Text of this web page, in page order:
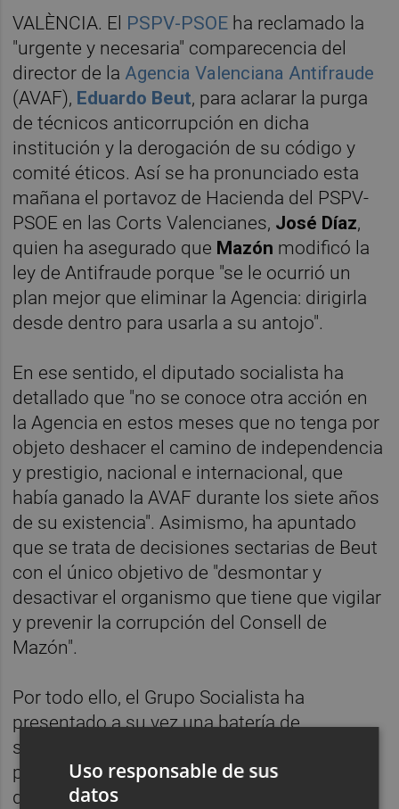
VALÈNCIA. El PSPV-PSOE ha reclamado la
"urgente y necesaria" comparecencia del
director de la Agencia Valenciana Antifraude
(AVAF), Eduardo Beut, para aclarar la purga
de técnicos anticorrupción en dicha
institución y la derogación de su código y
comité éticos. Así se ha pronunciado esta
mañana el portavoz de Hacienda del PSPV-
PSOE en las Corts Valencianes, José Díaz,
quien ha asegurado que Mazón modificó la
ley de Antifraude porque "se le ocurrió un
plan mejor que eliminar la Agencia: dirigirla
desde dentro para usarla a su antojo".
En ese sentido, el diputado socialista ha
detallado que "no se conoce otra acción en
la Agencia en estos meses que no tenga por
objeto deshacer el camino de independencia
y prestigio, nacional e internacional, que
había ganado la AVAF durante los siete años
de su existencia". Asimismo, ha apuntado
que se trata de decisiones sectarias de Beut
con el único objetivo de "desmontar y
desactivar el organismo que tiene que vigilar
y prevenir la corrupción del Consell de
Mazón".
Por todo ello, el Grupo Socialista ha
presentado a su vez una batería de
solicitudes de documentación en Les Corts
para conocer cómo se justifican estos
despidos y la supresión de los órganos
Uso responsable de sus
datos